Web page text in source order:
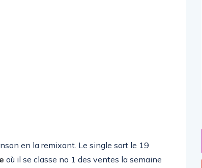
en la remixant. Le single sort le 19
où il se classe no 1 des ventes la semaine